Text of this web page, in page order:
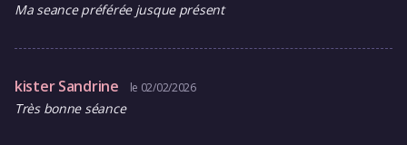
Ma seance préférée jusque présent
kister Sandrine le 02/02/2026
Très bonne séance